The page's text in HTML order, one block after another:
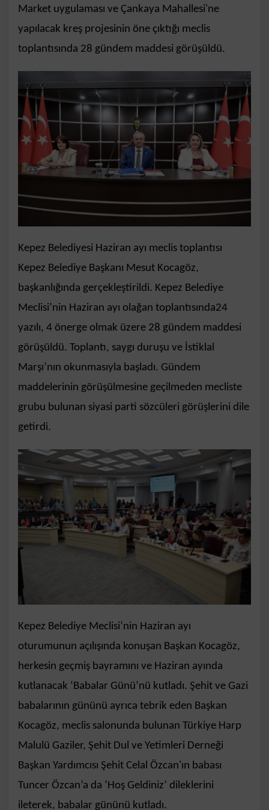
Market uygulaması ve Çankaya Mahallesi'ne
yapılacak kreş projesinin öne çıktığı meclis
toplantısında 28 gündem maddesi görüşüldü.
Kepez Belediyesi Haziran ayı meclis toplantısı
Kepez Belediye Başkanı Mesut Kocagöz,
başkanlığında gerçekleştirildi. Kepez Belediye
Meclisi’nin Haziran ayı olağan toplantısında24
yazılı, 4 önerge olmak üzere 28 gündem maddesi
görüşüldü. Toplantı, saygı duruşu ve İstiklal
Marşı’nın okunmasıyla başladı. Gündem
maddelerinin görüşülmesine geçilmeden mecliste
grubu bulunan siyasi parti sözcüleri görüşlerini dile
getirdi.
Kepez Belediye Meclisi’nin Haziran ayı
oturumunun açılışında konuşan Başkan Kocagöz,
herkesin geçmiş bayramını ve Haziran ayında
kutlanacak ‘Babalar Günü’nü kutladı. Şehit ve Gazi
babalarının gününü ayrıca tebrik eden Başkan
Kocagöz, meclis salonunda bulunan Türkiye Harp
Malulü Gaziler, Şehit Dul ve Yetimleri Derneği
Başkan Yardımcısı Şehit Celal Özcan'ın babası
Tuncer Özcan’a da ‘Hoş Geldiniz’ dileklerini
ileterek, babalar gününü kutladı.